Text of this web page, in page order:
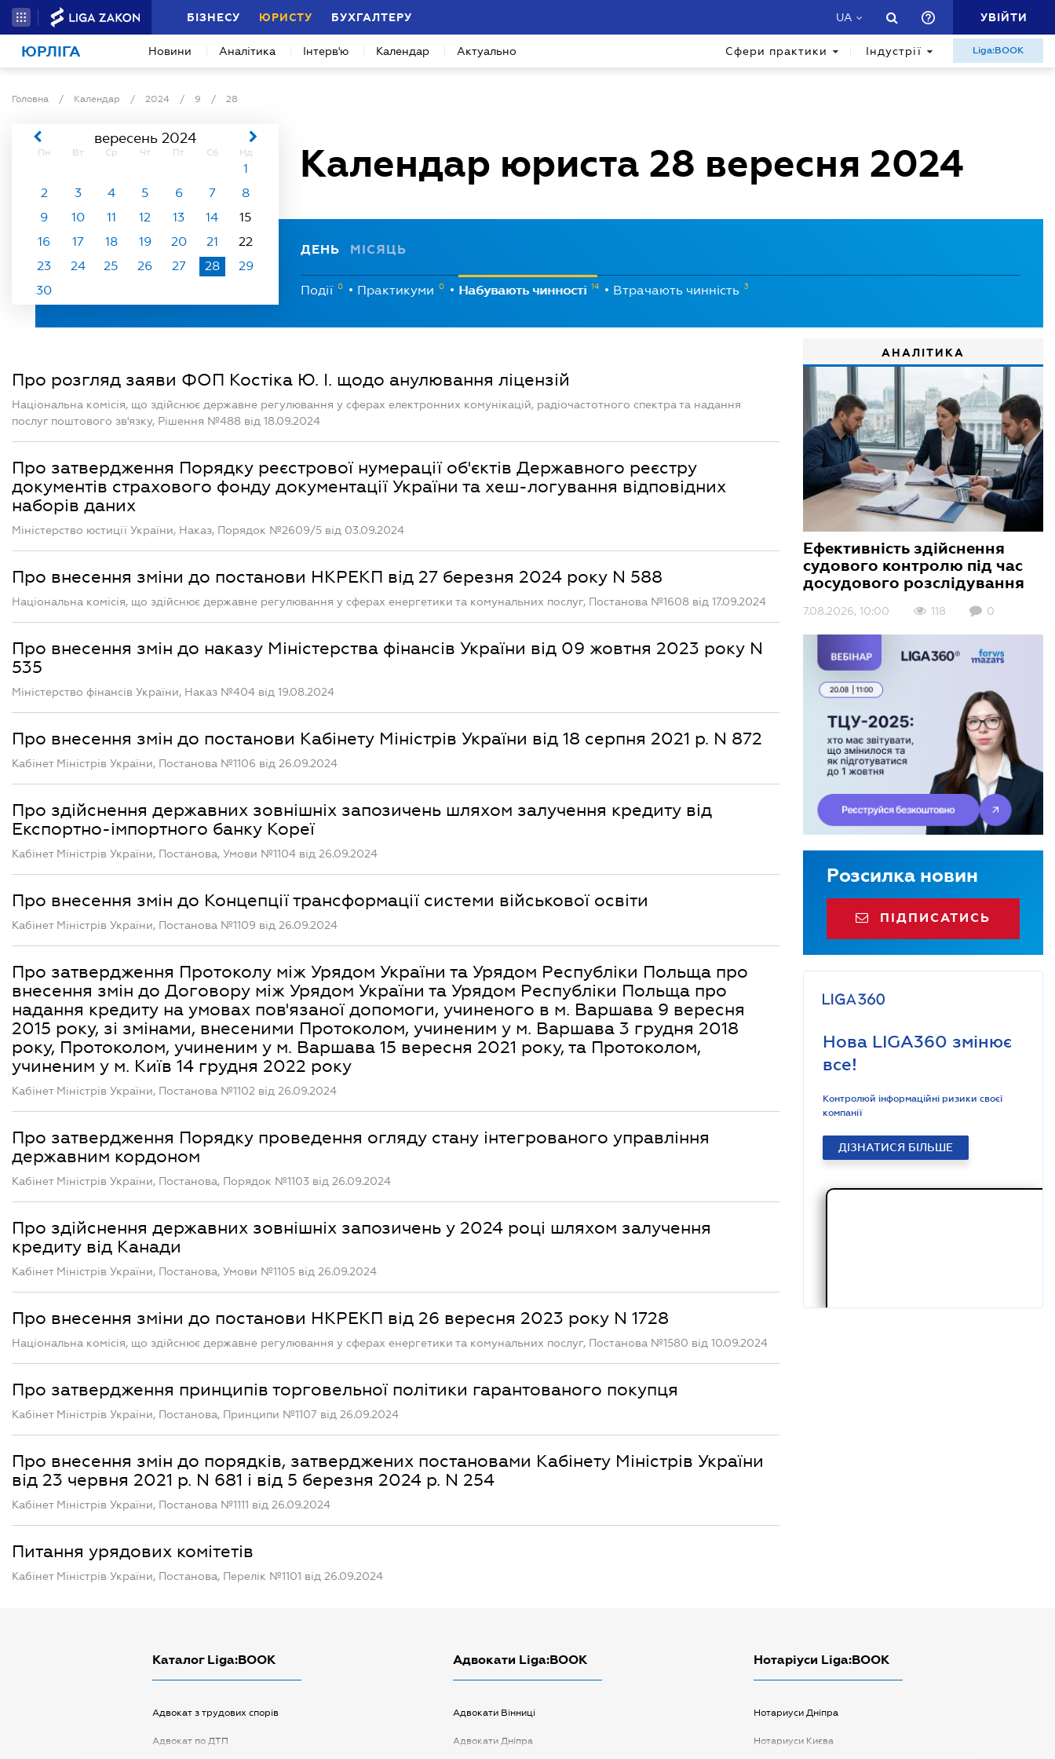
БІЗНЕСУ ЮРИСТУ БУХГАЛТЕРУ UA УВІЙТИ
ЮРЛІГА Новини Аналітика Інтерв'ю Календар Актуально Сфери практики Індустрії Liga:BOOK
Головна / Календар / 2024 / 9 / 28
Календар юриста 28 вересня 2024
вересень 2024
Пн Вт Ср Чт Пт Сб Нд
1
2
3 4 5 6 7
8
9
10 11 12 13 14
15
16
17 18 19 20 21
22
23
24 25 26 27 28
29
30
ДЕНЬ МІСЯЦЬ
Події 0 Практикуми 0 Набувають чинності 14 Втрачають чинність 3
Про розгляд заяви ФОП Костіка Ю. І. щодо анулювання ліцензій
Національна комісія, що здійснює державне регулювання у сферах електронних комунікацій, радіочастотного спектра та надання
послуг поштового зв'язку, Рішення №488 від 18.09.2024
Про затвердження Порядку реєстрової нумерації об'єктів Державного реєстру
документів страхового фонду документації України та хеш-логування відповідних
наборів даних
Міністерство юстиції України, Наказ, Порядок №2609/5 від 03.09.2024
Про внесення зміни до постанови НКРЕКП від 27 березня 2024 року N 588
Національна комісія, що здійснює державне регулювання у сферах енергетики та комунальних послуг, Постанова №1608 від 17.09.2024
Про внесення змін до наказу Міністерства фінансів України від 09 жовтня 2023 року N
535
Міністерство фінансів України, Наказ №404 від 19.08.2024
Про внесення змін до постанови Кабінету Міністрів України від 18 серпня 2021 р. N 872
Кабінет Міністрів України, Постанова №1106 від 26.09.2024
Про здійснення державних зовнішніх запозичень шляхом залучення кредиту від
Експортно-імпортного банку Кореї
Кабінет Міністрів України, Постанова, Умови №1104 від 26.09.2024
Про внесення змін до Концепції трансформації системи військової освіти
Кабінет Міністрів України, Постанова №1109 від 26.09.2024
Про затвердження Протоколу між Урядом України та Урядом Республіки Польща про
внесення змін до Договору між Урядом України та Урядом Республіки Польща про
надання кредиту на умовах пов'язаної допомоги, учиненого в м. Варшава 9 вересня
2015 року, зі змінами, внесеними Протоколом, учиненим у м. Варшава 3 грудня 2018
року, Протоколом, учиненим у м. Варшава 15 вересня 2021 року, та Протоколом,
учиненим у м. Київ 14 грудня 2022 року
Кабінет Міністрів України, Постанова №1102 від 26.09.2024
Про затвердження Порядку проведення огляду стану інтегрованого управління
державним кордоном
Кабінет Міністрів України, Постанова, Порядок №1103 від 26.09.2024
Про здійснення державних зовнішніх запозичень у 2024 році шляхом залучення
кредиту від Канади
Кабінет Міністрів України, Постанова, Умови №1105 від 26.09.2024
Про внесення зміни до постанови НКРЕКП від 26 вересня 2023 року N 1728
Національна комісія, що здійснює державне регулювання у сферах енергетики та комунальних послуг, Постанова №1580 від 10.09.2024
Про затвердження принципів торговельної політики гарантованого покупця
Кабінет Міністрів України, Постанова, Принципи №1107 від 26.09.2024
Про внесення змін до порядків, затверджених постановами Кабінету Міністрів України
від 23 червня 2021 р. N 681 і від 5 березня 2024 р. N 254
Кабінет Міністрів України, Постанова №1111 від 26.09.2024
Питання урядових комітетів
Кабінет Міністрів України, Постанова, Перелік №1101 від 26.09.2024
АНАЛІТИКА
Ефективність здійснення
судового контролю під час
досудового розслідування
7.08.2026, 10:00 118 0
Розсилка новин
ПІДПИСАТИСЬ
Нова LIGA360 змінює
все!
Контролюй інформаційні ризики своєї
компанії
ДІЗНАТИСЯ БІЛЬШЕ
Каталог Liga:BOOK
Адвокат з трудових спорів
Адвокат по ДТП
Адвокати Liga:BOOK
Адвокати Вінниці
Адвокати Дніпра
Нотаріуси Liga:BOOK
Нотариуси Дніпра
Нотариуси Києва